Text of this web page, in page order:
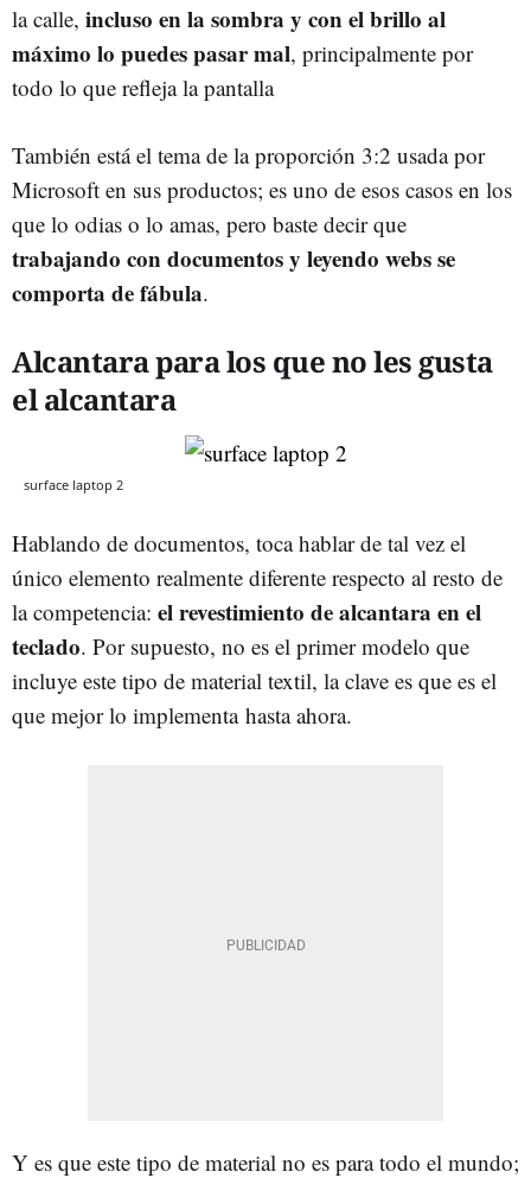
la calle, incluso en la sombra y con el brillo al
máximo lo puedes pasar mal, principalmente por
todo lo que refleja la pantalla
También está el tema de la proporción 3:2 usada por
Microsoft en sus productos; es uno de esos casos en los
que lo odias o lo amas, pero baste decir que
trabajando con documentos y leyendo webs se
comporta de fábula.
Alcantara para los que no les gusta
el alcantara
surface laptop 2
Hablando de documentos, toca hablar de tal vez el
único elemento realmente diferente respecto al resto de
la competencia: el revestimiento de alcantara en el
teclado. Por supuesto, no es el primer modelo que
incluye este tipo de material textil, la clave es que es el
que mejor lo implementa hasta ahora.
Y es que este tipo de material no es para todo el mundo;